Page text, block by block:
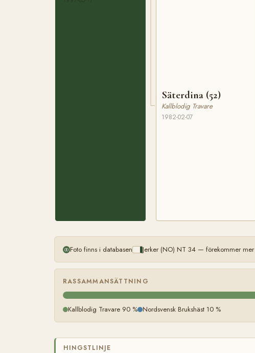
Säterdina (52)
Kallblodig Travare
1982-02-07
Foto finns i databasen Jerker (NO) NT 34 — förekommer
RASSAMMANSÄTTNING
Kallblodig Travare 90 % Nordsvensk Brukshäst 10 %
HINGSTLINJE